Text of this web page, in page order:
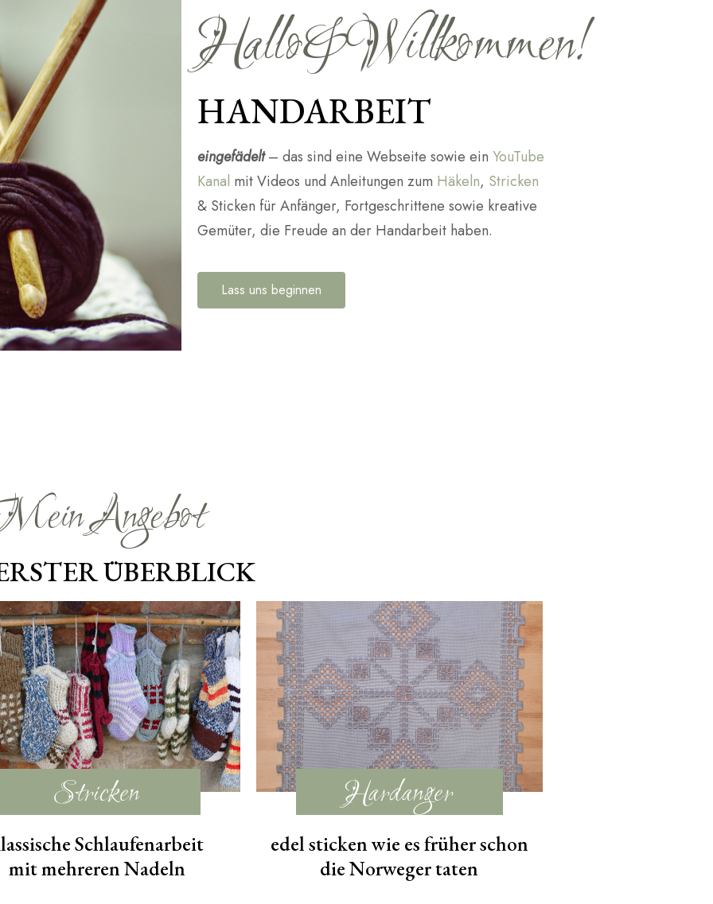
Hallo&Willkommen!
HANDARBEIT
eingefädelt– das sind eine Webseite sowie einYouTube
Kanal mit Videos und Anleitungen zum Häkeln, Stricken
& Sticken für Anfänger, Fortgeschrittene sowie kreative
Gemüter, die Freude an der Handarbeit haben.
Lass uns beginnen
Angebot
ÜBERBLICK
Stricken
Schlaufenarbeit
mit mehreren Nadeln
Hardanger
edel sticken wie es früher schon
die Norweger taten